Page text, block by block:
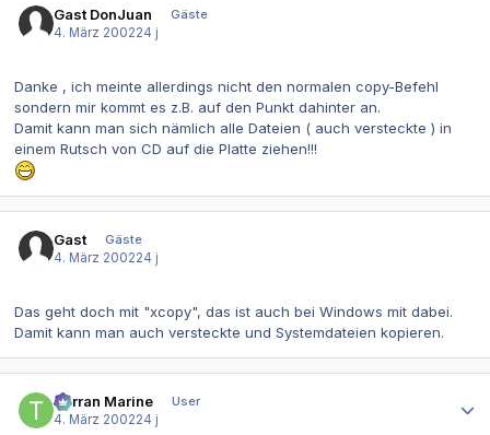
Gast DonJuan
Gäste
4. März 200224 j
Danke , ich meinte allerdings nicht den normalen copy-Befehl
sondern mir kommt es z.B. auf den Punkt dahinter an.
Damit kann man sich nämlich alle Dateien ( auch versteckte ) in
einem Rutsch von CD auf die Platte ziehen!!!
Gast
Gäste
4. März 200224 j
Das geht doch mit "xcopy", das ist auch bei Windows mit dabei.
Damit kann man auch versteckte und Systemdateien kopieren.
Terran Marine
User
4. März 200224 j